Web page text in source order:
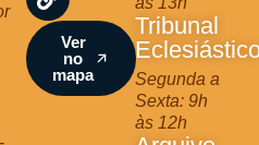
a
m
k
Ver
no
mapa
Tribunal
Segunda a
Sexta: 9h
às 12h